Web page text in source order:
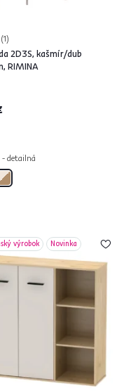
1
2D3S, kašmír/dub
RIMINA
- detailná
výrobok Novinka